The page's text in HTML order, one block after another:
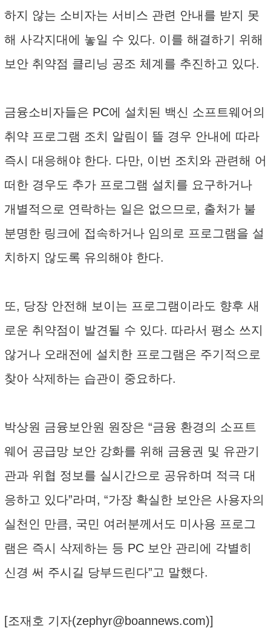
하지 않는 소비자는 서비스 관련 안내를 받지 못
해 사각지대에 놓일 수 있다. 이를 해결하기 위해
보안 취약점 클리닝 공조 체계를 추진하고 있다.
금융소비자들은 PC에 설치된 백신 소프트웨어의
취약 프로그램 조치 알림이 뜰 경우 안내에 따라
즉시 대응해야 한다. 다만, 이번 조치와 관련해 어
떠한 경우도 추가 프로그램 설치를 요구하거나
개별적으로 연락하는 일은 없으므로, 출처가 불
분명한 링크에 접속하거나 임의로 프로그램을 설
치하지 않도록 유의해야 한다.
또, 당장 안전해 보이는 프로그램이라도 향후 새
로운 취약점이 발견될 수 있다. 따라서 평소 쓰지
않거나 오래전에 설치한 프로그램은 주기적으로
찾아 삭제하는 습관이 중요하다.
박상원 금융보안원 원장은 “금융 환경의 소프트
웨어 공급망 보안 강화를 위해 금융권 및 유관기
관과 위협 정보를 실시간으로 공유하며 적극 대
응하고 있다”라며, “가장 확실한 보안은 사용자의
실천인 만큼, 국민 여러분께서도 미사용 프로그
램은 즉시 삭제하는 등 PC 보안 관리에 각별히
신경 써 주시길 당부드린다”고 말했다.
[조재호 기자(zephyr@boannews.com)]